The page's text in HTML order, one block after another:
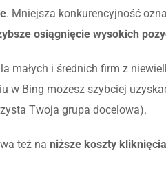
. Mniejsza konkurencyjność
osiągnięcie wysokich
małych i średnich firm z
w Bing możesz szybciej
Twoja grupa docelowa).
też na niższe koszty kliknięcia